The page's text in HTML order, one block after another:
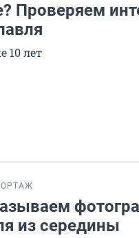
Проверяем
10 лет
из середины